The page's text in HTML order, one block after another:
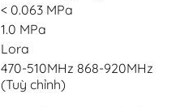
< 0.063 MPa
1.0 MPa
Lora
470-510MHz 868-920MHz
(Tuỳ chỉnh)